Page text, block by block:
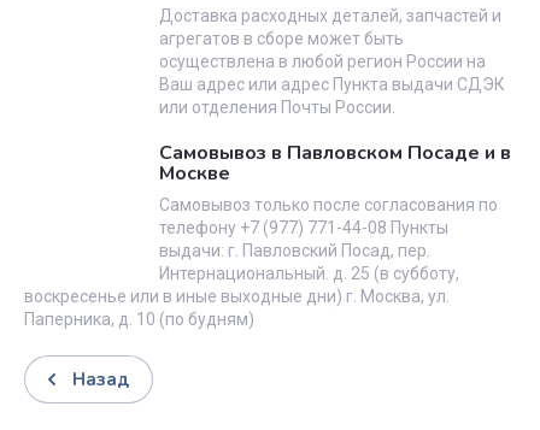
Доставка расходных деталей, запчастей и
агрегатов в сборе может быть
осуществлена в любой регион России на
Ваш адрес или адрес Пункта выдачи СДЭК
или отделения Почты России.
Самовывоз в Павловском Посаде и в
Москве
Самовывоз только после согласования по
телефону +7 (977) 771-44-08 Пункты
выдачи: г. Павловский Посад, пер.
Интернациональный. д. 25 (в субботу,
воскресенье или в иные выходные дни) г. Москва, ул.
Паперника, д. 10 (по будням)
Назад